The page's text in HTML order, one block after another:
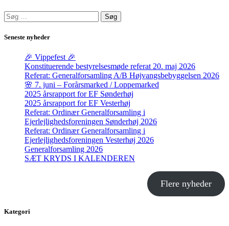
Søg
efter:
Seneste nyheder
🎉 Vippefest 🎉
Konstituerende bestyrelsesmøde referat 20. maj 2026
Referat: Generalforsamling A/B Højvangsbebyggelsen 2026
🌸 7. juni – Forårsmarked / Loppemarked
2025 årsrapport for EF Sønderhøj
2025 årsrapport for EF Vesterhøj
Referat: Ordinær Generalforsamling i
Ejerlejlighedsforeningen Sønderhøj 2026
Referat: Ordinær Generalforsamling i
Ejerlejlighedsforeningen Vesterhøj 2026
Generalforsamling 2026
SÆT KRYDS I KALENDEREN
Flere nyheder
Kategori